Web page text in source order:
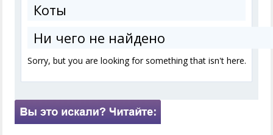
Коты
Ни чего не найдено
Sorry, but you are looking for something that isn't here.